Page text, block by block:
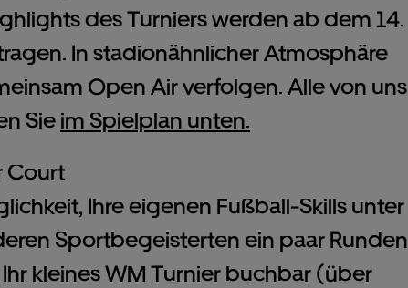
des Turniers werden ab dem 14.
In stadionähnlicher Atmosphäre
Open Air verfolgen. Alle von uns
Sieim Spielplan unten.
Court
Ihre eigenen Fußball-Skills unter
Sportbegeisterten ein paar Runden
kleines WM Turnier buchbar (über